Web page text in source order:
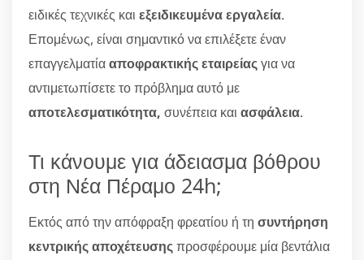
ειδικές τεχνικές και εξειδικευμένα εργαλεία.
Επομένως, είναι σημαντικό να επιλέξετε έναν
επαγγελματίααποφρακτικής εταιρείαςγια να
αντιμετωπίσετε το πρόβλημα αυτό με
αποτελεσματικότητα, συνέπεια και ασφάλεια.
Τι κάνουμε για άδειασμα βόθρου
στη Νέα Πέραμο 24h;
Εκτός από την απόφραξη φρεατίου ή τη συντήρηση
κεντρικής αποχέτευσηςπροσφέρουμε μία βεντάλια